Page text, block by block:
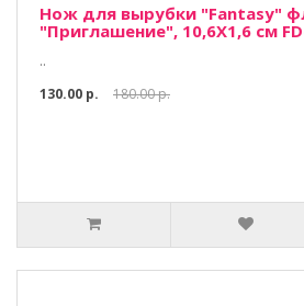
Нож для вырубки "Fantasy"
"Приглашение", 10,6Х1,6 см
..
130.00 р.
180.00 р.